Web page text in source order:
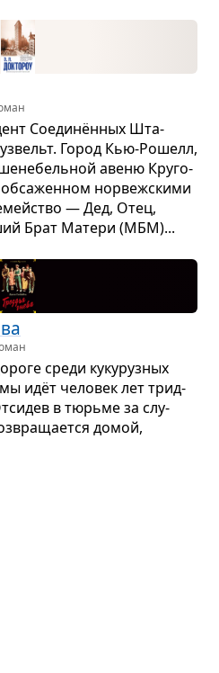
Соединён­ных Шта­
Город Кью-Рошелл,
авеню Кру­го­
нор­веж­скими
— Дед, Отец,
Брат Матери (МБМ)...
среди куку­руз­ных
идёт чело­век лет трид­
в тюрьме за слу­
домой,